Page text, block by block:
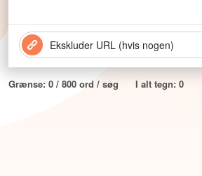
Grænse: 0 / 800 ord / søg I alt tegn: 0